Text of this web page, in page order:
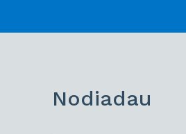
Nodiadau